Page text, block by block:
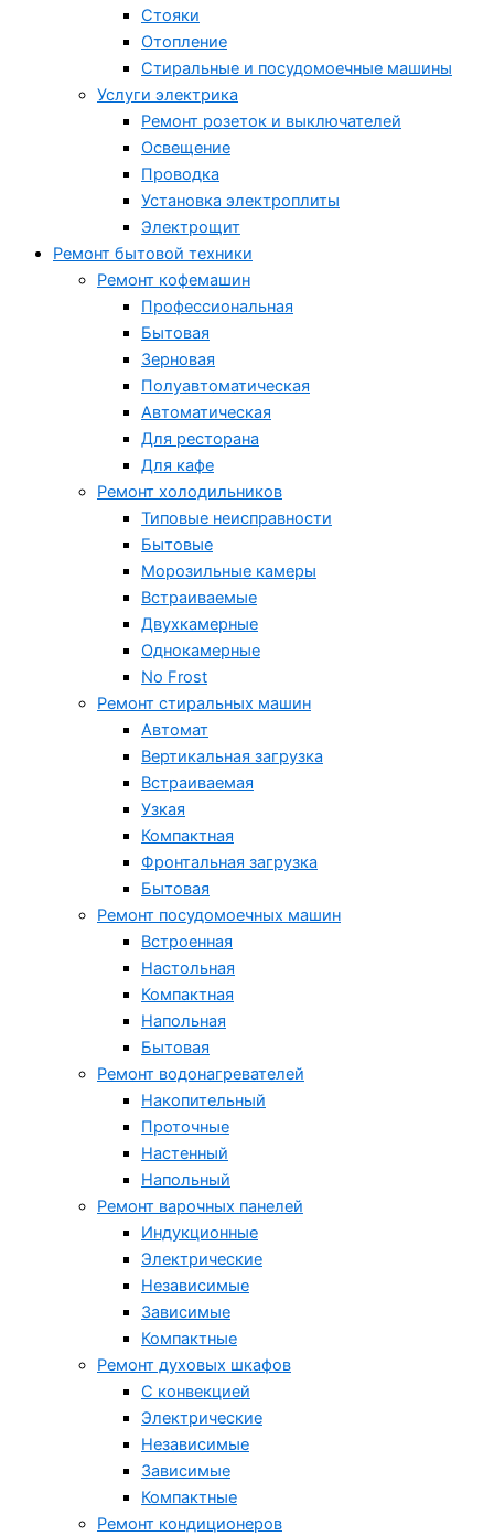
Стояки
Отопление
Стиральные и посудомоечные машины
Услуги электрика
Ремонт розеток и выключателей
Освещение
Проводка
Установка электроплиты
Электрощит
Ремонт бытовой техники
Ремонт кофемашин
Профессиональная
Бытовая
Зерновая
Полуавтоматическая
Автоматическая
Для ресторана
Для кафе
Ремонт холодильников
Типовые неисправности
Бытовые
Морозильные камеры
Встраиваемые
Двухкамерные
Однокамерные
No Frost
Ремонт стиральных машин
Автомат
Вертикальная загрузка
Встраиваемая
Узкая
Компактная
Фронтальная загрузка
Бытовая
Ремонт посудомоечных машин
Встроенная
Настольная
Компактная
Напольная
Бытовая
Ремонт водонагревателей
Накопительный
Проточные
Настенный
Напольный
Ремонт варочных панелей
Индукционные
Электрические
Независимые
Зависимые
Компактные
Ремонт духовых шкафов
С конвекцией
Электрические
Независимые
Зависимые
Компактные
Ремонт кондиционеров